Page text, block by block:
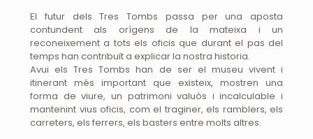
El futur dels Tres Tombs passa per una aposta
contundent als orígens de la mateixa i un
reconeixement a tots els oficis que durant el pas del
temps han contribuït a explicar la nostra historia.
Avui els Tres Tombs han de ser el museu vivent i
itinerant més important que existeix, mostren una
forma de viure, un patrimoni valuós i incalculable i
mantenint vius oficis, com el traginer, els ramblers, els
carreters, els ferrers, els basters entre molts altres.